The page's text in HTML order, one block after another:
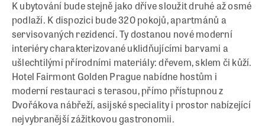
K ubytování bude stejně jako dříve sloužit druhé až osmé
podlaží. K dispozici bude 320 pokojů, apartmánů a
servisovaných rezidencí. Ty dostanou nové moderní
interiéry charakterizované uklidňujícími barvami a
ušlechtilými přírodními materiály: dřevem, sklem či kůží.
Hotel Fairmont Golden Prague nabídne hostům i
moderní restauraci s terasou, přímo přístupnou z
Dvořákova nábřeží, asijské speciality i prostor nabízející
nejvybranější zážitkovou gastronomii.